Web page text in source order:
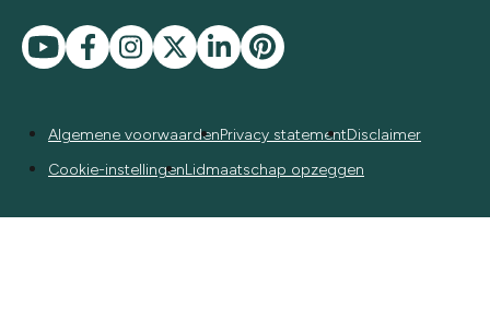
Algemene voorwaardenPrivacy statementDisclaimer
Cookie-instellingenLidmaatschap opzeggen